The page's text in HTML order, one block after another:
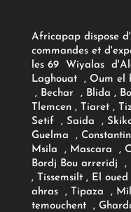
Africapap dispose
commandes et
les 69 Wiyalas
Laghouat , Oum el
, Bechar , Blida ,
Tlemcen , Tiaret ,
Setif , Saida ,
Guelma ,
Msila , Mascara ,
Bordj Bou arreridj ,
, Tissemsilt , El
ahras , Tipaza ,
temouchent ,